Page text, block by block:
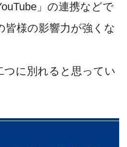
」の連携などで
皆様の影響力が強くな
つに別れると思ってい